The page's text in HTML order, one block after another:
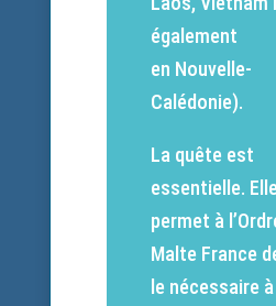
également
en Nouvelle-
Calédonie).
La quête est
essentielle. Elle
permet à
Malte France
le nécessaire à